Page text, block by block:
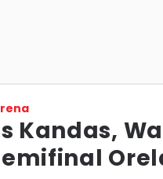
Kandas,